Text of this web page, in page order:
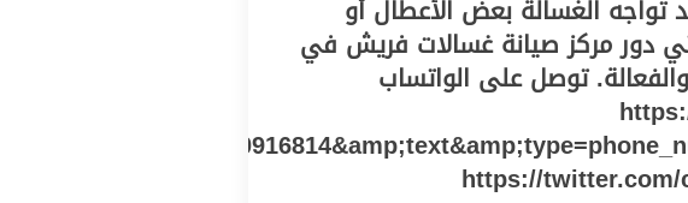
تواجه الغسالة بعض الأعطال أو
دور مركز صيانة غسالات فريش في
توصل على الواتساب